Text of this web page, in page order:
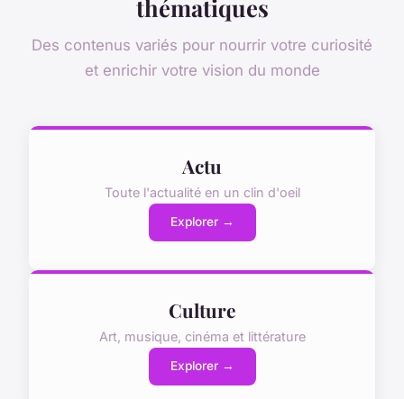
thématiques
Des contenus variés pour nourrir votre curiosité
et enrichir votre vision du monde
Actu
Toute l'actualité en un clin d'oeil
Explorer →
Culture
Art, musique, cinéma et littérature
Explorer →